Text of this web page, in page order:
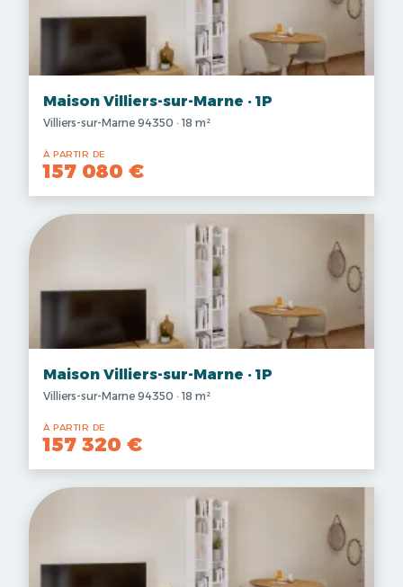
Maison Villiers-sur-Marne · 1P
Villiers-sur-Marne 94350 · 18 m²
À PARTIR DE
157 080 €
Maison Villiers-sur-Marne · 1P
Villiers-sur-Marne 94350 · 18 m²
À PARTIR DE
157 320 €